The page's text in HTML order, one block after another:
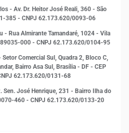
- Av. Dr. Heitor José Reali, 360 - São
385 - CNPJ 62.173.620/0093-06
- Rua Almirante Tamandaré, 1024 - Vila
89035-000 - CNPJ 62.173.620/0104-95
Comercial Sul, Quadra 2, Bloco C,
Bairro Asa Sul, Brasília - DF - CEP
62.173.620/0131-68
Sen. José Henrique, 231 - Bairro Ilha do
460 - CNPJ 62.173.620/0133-20